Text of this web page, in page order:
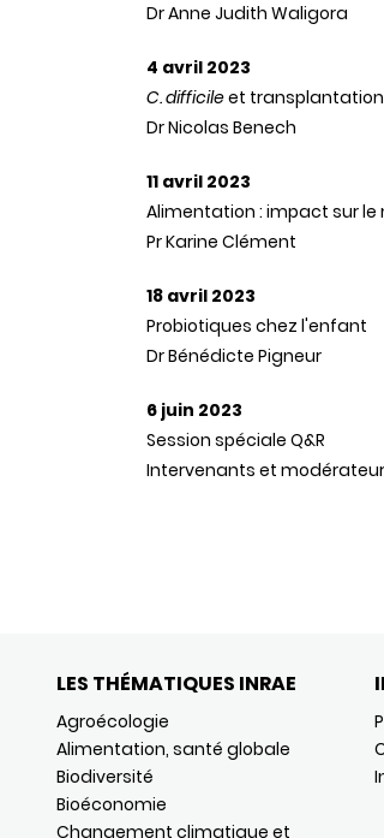
Dr Anne Judith Waligora
4 avril 2023
C. difficileet
Dr Nicolas Benech
11 avril 2023
Alimentation : impact sur
Pr Karine Clément
18 avril 2023
Probiotiques chez l'enfant
Dr Bénédicte Pigneur
6 juin 2023
Session spéciale Q&R
Intervenants et modérateurs
LES THÉMATIQUES INRAE
Agroécologie
Alimentation, santé globale
Biodiversité
Bioéconomie
Changement climatique et